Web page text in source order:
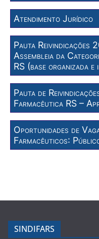
Atendimento Jurídico
Pauta Reivindicações
Assembleia da
RS (base organizada e
Pauta de
Farmacêutica RS –
Oportunidades de
Farmacêuticos:
SINDIFARS